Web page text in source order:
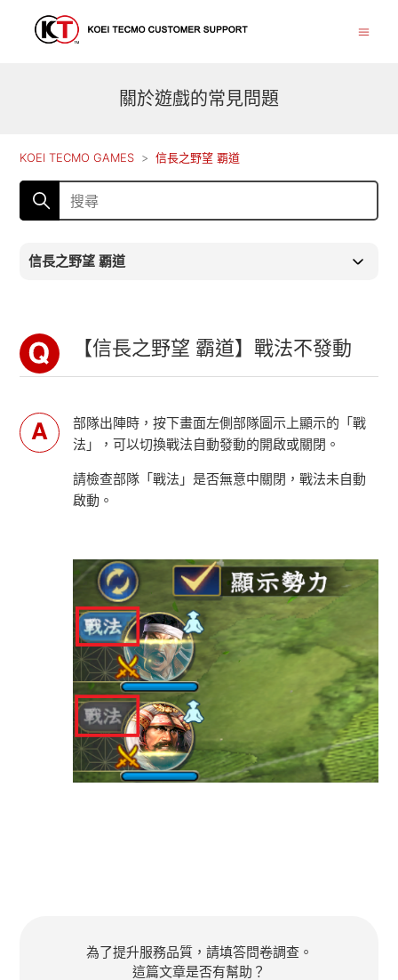
關於遊戲的常見問題
KOEI TECMO GAMES 信長之野望 覇道
信長之野望 覇道
【信長之野望 霸道】戰法不發動
部隊出陣時，按下畫面左側部隊圖示上顯示的「戰
法」，可以切換戰法自動發動的開啟或關閉。
請檢查部隊「戰法」是否無意中關閉，戰法未自動
啟動。
為了提升服務品質，請填答問卷調查。
這篇文章是否有幫助？